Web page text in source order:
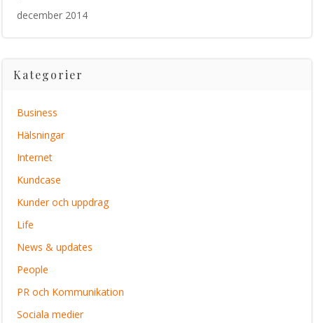
december 2014
Kategorier
Business
Hälsningar
Internet
Kundcase
Kunder och uppdrag
Life
News & updates
People
PR och Kommunikation
Sociala medier